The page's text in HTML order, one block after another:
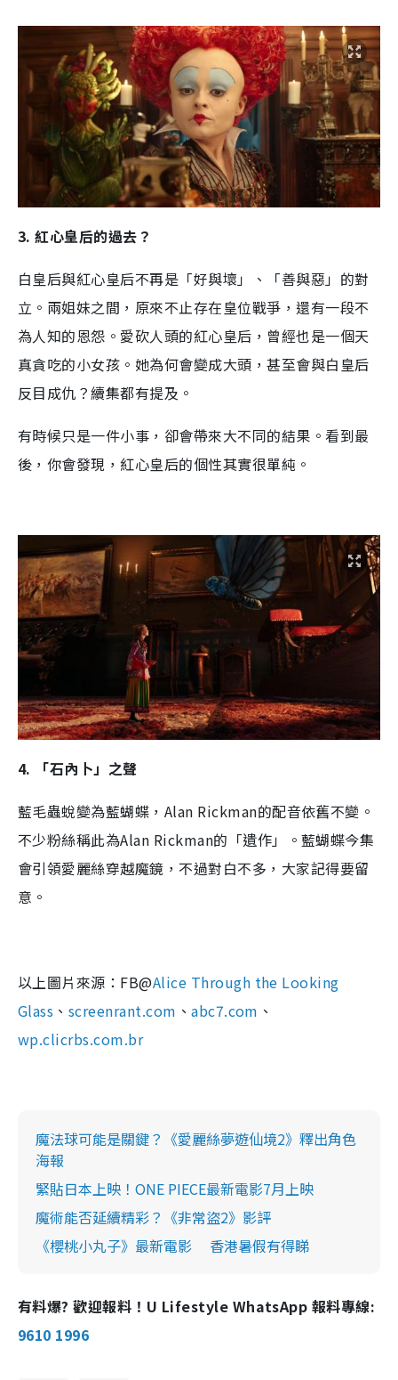
3. 紅心皇后的過去？
白皇后與紅心皇后不再是「好與壞」、「善與惡」的對
立。兩姐妹之間，原來不止存在皇位戰爭，還有一段不
為人知的恩怨。愛砍人頭的紅心皇后，曾經也是一個天
真貪吃的小女孩。她為何會變成大頭，甚至會與白皇后
反目成仇？續集都有提及。
有時候只是一件小事，卻會帶來大不同的結果。看到最
後，你會發現，紅心皇后的個性其實很單純。
4. 「石內卜」之聲
藍毛蟲蛻變為藍蝴蝶，Alan Rickman的配音依舊不變。
不少粉絲稱此為Alan Rickman的「遺作」。藍蝴蝶今集
會引領愛麗絲穿越魔鏡，不過對白不多，大家記得要留
意。
以上圖片來源：FB@Alice Through the Looking
Gl͏a͏s͏s 、 screenrant.com 、abc7.com 、
wp.clicrbs.com.br
魔法球可能是關鍵？《愛麗絲夢遊仙境2》釋出角色
海報
緊貼日本上映！ONE PIECE最新電影7月上映
魔術能否延續精彩？《非常盜2》影評
《櫻桃小丸子》最新電影 香港暑假有得睇
有料爆? 歡迎報料！U Lifestyle WhatsApp 報料專線:
9610 1996